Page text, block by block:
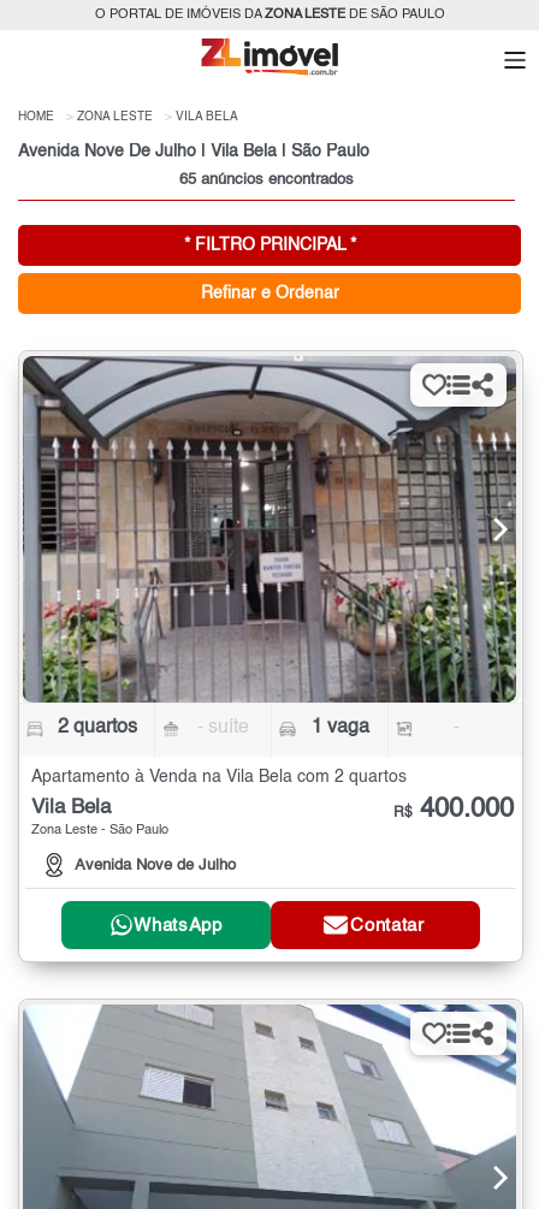
O PORTAL DE IMÓVEIS DAZONA LESTEDE SÃO PAULO
HOME ZONA LESTE VILA BELA
Avenida Nove De Julho | Vila Bela | São Paulo
65 anúncios encontrados
* FILTRO PRINCIPAL *
Refinar e Ordenar
2 quartos - suíte 1 vaga -
Apartamento à Venda na Vila Bela com 2 quartos
Vila Bela
Zona Leste - São Paulo
Avenida Nove de Julho
R$ 400.000
WhatsApp Contatar